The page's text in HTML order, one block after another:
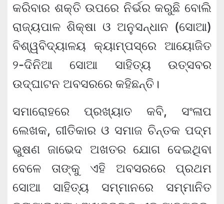
କରିବାର ଶକ୍ତି ଉପରେ ନିର୍ଭର କରୁଛି ବୋଲି
ରାଜ୍ୟପାଳ ଶିକ୍ଷା ଓ ଅନୁସନ୍ଧାନ (ସୋଆ)
ବିଶ୍ୱବିଦ୍ୟାଳୟ କ୍ୟାମ୍ପସ୍‌ରେ ଆୟୋଜିତ
୨-ଦିନିଆ ସୋଆ ସାହିତ୍ୟ ଉତ୍ସବର
ଉଦ୍‌ଘାଟନ ଅବସରରେ କହିଛନ୍ତି।
ସମାରୋହରେ ପ୍ରଖ୍ୟାତ କବି, ସଂଳାପ
ଲେଖକ, ଗୀତିକାର ଓ ସମାଜ ଚିନ୍ତକ ପଦ୍ମ
ଭୁଷଣ ଜାଭେଦ ଅଖତର ଯୋଗ ଦେଇଥିବା
ବେଳେ ତାଙ୍କୁ ଏହି ଅବସରରେ ପ୍ରଥମ
ସୋଆ ସାହିତ୍ୟ ସମ୍ମାନରେ ସମ୍ମାନିତ